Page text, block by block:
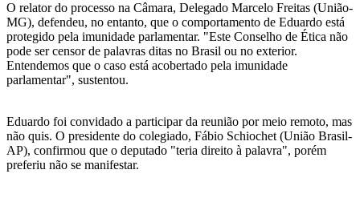
O relator do processo na Câmara, Delegado Marcelo Freitas (União-
MG), defendeu, no entanto, que o comportamento de Eduardo está
protegido pela imunidade parlamentar. "Este Conselho de Ética não
pode ser censor de palavras ditas no Brasil ou no exterior.
Entendemos que o caso está acobertado pela imunidade
parlamentar", sustentou.
Eduardo foi convidado a participar da reunião por meio remoto, mas
não quis. O presidente do colegiado, Fábio Schiochet (União Brasil-
AP), confirmou que o deputado "teria direito à palavra", porém
preferiu não se manifestar.